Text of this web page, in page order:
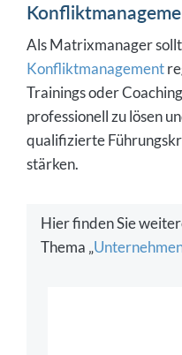
Als Matrixmanager
Konfliktmanagement
Trainings oder
professionell zu lösen
qualifizierte
stärken.
Hier finden Sie
Thema „